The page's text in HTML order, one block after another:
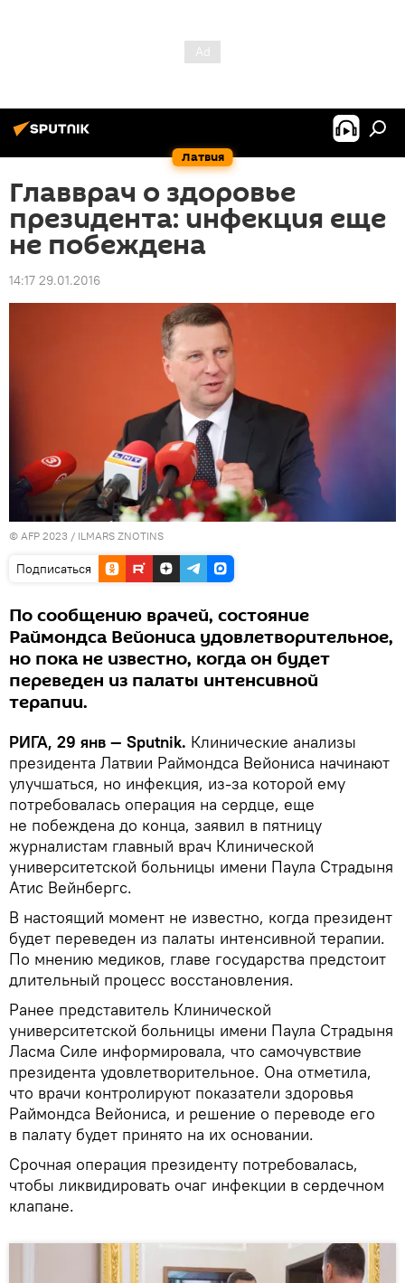
Латвия
Главврач о здоровье
президента: инфекция еще
не побеждена
14:17 29.01.2016
© AFP 2023 / ILMARS ZNOTINS
Подписаться
По сообщению врачей, состояние
Раймондса Вейониса удовлетворительное,
но пока не известно, когда он будет
переведен из палаты интенсивной
терапии.
РИГА, 29 янв — Sputnik. Клинические анализы
президента Латвии Раймондса Вейониса начинают
улучшаться, но инфекция, из-за которой ему
потребовалась операция на сердце, еще
не побеждена до конца, заявил в пятницу
журналистам главный врач Клинической
университетской больницы имени Паула Страдыня
Атис Вейнбергс.
В настоящий момент не известно, когда президент
будет переведен из палаты интенсивной терапии.
По мнению медиков, главе государства предстоит
длительный процесс восстановления.
Ранее представитель Клинической
университетской больницы имени Паула Страдыня
Ласма Силе информировала, что самочувствие
президента удовлетворительное. Она отметила,
что врачи контролируют показатели здоровья
Раймондса Вейониса, и решение о переводе его
в палату будет принято на их основании.
Cрочная операция президенту потребовалась,
чтобы ликвидировать очаг инфекции в сердечном
клапане.